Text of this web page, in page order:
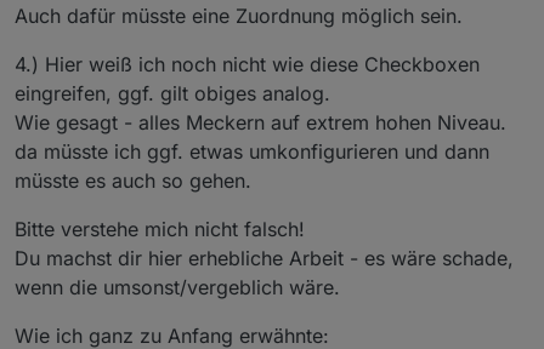
Auch dafür müsste eine Zuordnung möglich sein.
4.) Hier weiß ich noch nicht wie diese Checkboxen
eingreifen, ggf. gilt obiges analog.
Wie gesagt - alles Meckern auf extrem hohen Niveau.
da müsste ich ggf. etwas umkonfigurieren und dann
müsste es auch so gehen.
Bitte verstehe mich nicht falsch!
Du machst dir hier erhebliche Arbeit - es wäre schade,
wenn die umsonst/vergeblich wäre.
Wie ich ganz zu Anfang erwähnte: